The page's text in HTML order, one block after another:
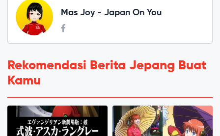
Mas Joy - Japan On You
Rekomendasi Berita Jepang Buat
Kamu